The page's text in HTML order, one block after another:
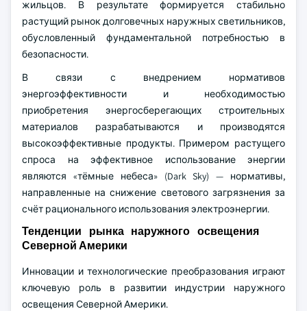
жильцов. В результате формируется стабильно
растущий рынок долговечных наружных светильников,
обусловленный фундаментальной потребностью в
безопасности.
В связи с внедрением нормативов
энергоэффективности и необходимостью
приобретения энергосберегающих строительных
материалов разрабатываются и производятся
высокоэффективные продукты. Примером растущего
спроса на эффективное использование энергии
являются «тёмные небеса» (Dark Sky) — нормативы,
направленные на снижение светового загрязнения за
счёт рационального использования электроэнергии.
Тенденции рынка наружного освещения
Северной Америки
Инновации и технологические преобразования играют
ключевую роль в развитии индустрии наружного
освещения Северной Америки.